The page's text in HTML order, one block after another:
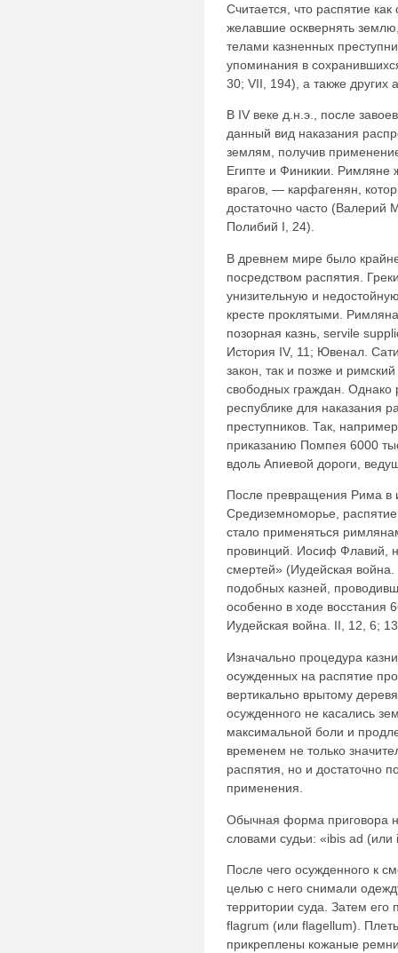
Считается, что распятие
желавшие осквернять
телами казненных
упоминания в
30; VII, 194), а также других
В IV веке д.н.э., после
данный вид наказания
землям, получив
Египте и Финикии. Римляне
врагов, — карфагенян,
достаточно часто
Полибий I, 24).
В древнем мире было
посредством распятия.
унизительную и
кресте проклятыми.
позорная казнь, servile
История IV, 11; Ювенал.
закон, так и позже и
свободных граждан. Однако
республике для наказания
преступников. Так,
приказанию Помпея 6000
вдоль Апиевой дороги,
После превращения Рима в
Средиземноморье,
стало применяться
провинций. Иосиф Флавий,
смертей» (Иудейская
подобных казней,
особенно в ходе восстания
Иудейская война. II, 12, 6;
Изначально процедура
осужденных на распятие
вертикально врытому
осужденного не касались
максимальной боли и
временем не только
распятия, но и достаточно
применения.
Обычная форма приговора
словами судьи: «ibis ad
После чего осужденного к
целью с него снимали
территории суда. Затем его
flagrum (или flagellum).
прикреплены кожаные